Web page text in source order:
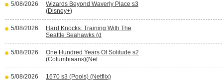
5/08/2026
Wizards Beyond Waverly Place s3
(Disney+)
5/08/2026
Hard Knocks: Training With The
Seattle Seahawks (d
5/08/2026
One Hundred Years Of Solitude s2
(Columbiaans)(Net
5/08/2026 1670 s3 (Pools) (Netflix)